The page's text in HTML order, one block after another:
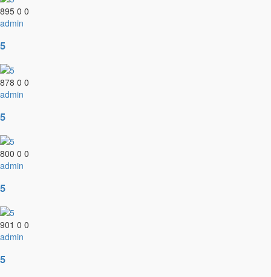
895 0 0
admin
5
878 0 0
admin
5
800 0 0
admin
5
901 0 0
admin
5